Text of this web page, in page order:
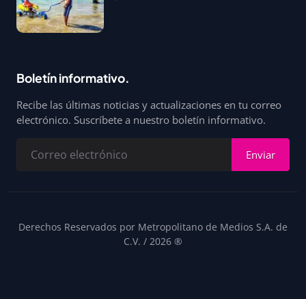
Boletín informativo.
Recibe las últimas noticias y actualizaciones en tu correo
electrónico. Suscríbete a nuestro boletín informativo.
Enviar
Derechos Reservados por Metropolitano de Medios S.A. de
C.V. / 2026 ®